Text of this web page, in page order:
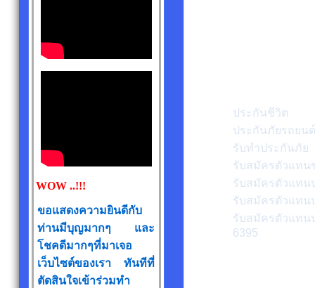
WOW ..!!!
ขอแสดงความยินดีกับ
ท่านมีบุญมากๆ และ
โชคดีมากๆที่มาเจอ
เว็บไซต์ของเรา ทันทีที่
ตัดสินใจเข้าร่วมทำ
ประกันชีวิต
ประกันภัยรถยนต์
รับทำประกันภัย
รับสมัครตัวแทน
รับสมัครตัวแทน
รับสมัครตัวแทน
รับสมัครตัวแทน
6395